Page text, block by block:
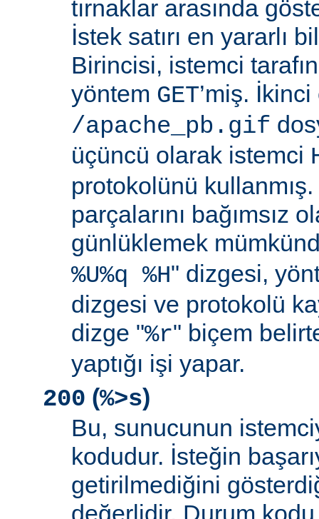
tırnaklar arasında
İstek satırı en yararlı
Birincisi, istemci
yöntem GET’miş.
/apache_pb.gif
üçüncü olarak istemci
protokolünü kullanmış.
parçalarını bağımsız
günlüklemek
%U%q %H" dizgesi,
dizgesi ve protokolü
dizge "%r" biçem
yaptığı işi yapar.
200 (%>s)
Bu, sunucunun
kodudur. İsteğin
getirilmediğini